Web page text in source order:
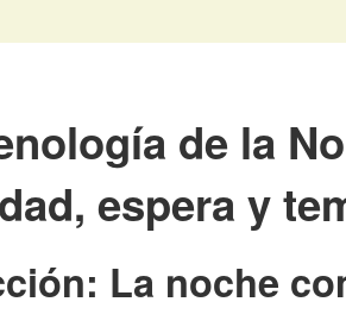
de la
espera y
La noche